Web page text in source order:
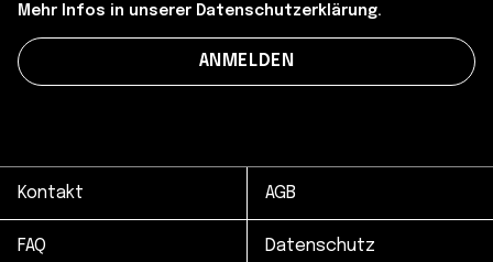
Mehr Infos in unserer Datenschutzerklärung.
Kontakt AGB
FAQ Datenschutz